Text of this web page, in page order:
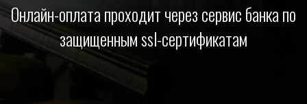
Онлайн-оплата проходит через сервис банка по
защищенным ssl-сертификатам